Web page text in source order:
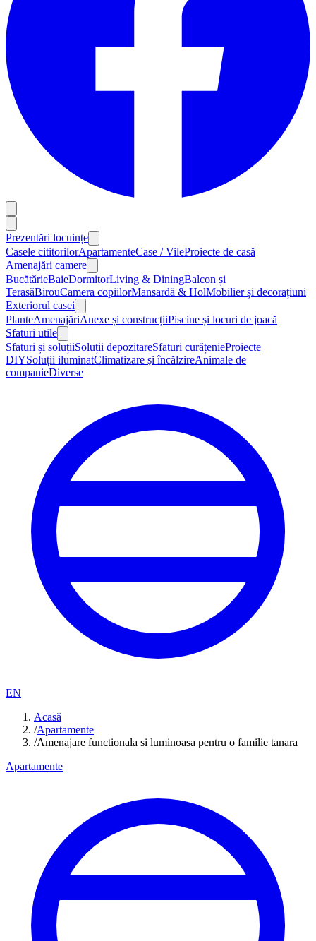
Prezentări locuințe
Casele cititorilorApartamenteCase / VileProiecte de casă
Amenajări camere
BucătărieBaieDormitorLiving & DiningBalcon și
TerasăBirouCamera copiilorMansardă & HolMobilier și decorațiuni
Exteriorul casei
PlanteAmenajăriAnexe și construcțiiPiscine și locuri de joacă
Sfaturi utile
Sfaturi și soluțiiSoluții depozitareSfaturi curățenieProiecte
DIYSoluții iluminatClimatizare și încălzireAnimale de
companieDiverse
EN
Acasă
/Apartamente
/Amenajare functionala si luminoasa pentru o familie tanara
Apartamente